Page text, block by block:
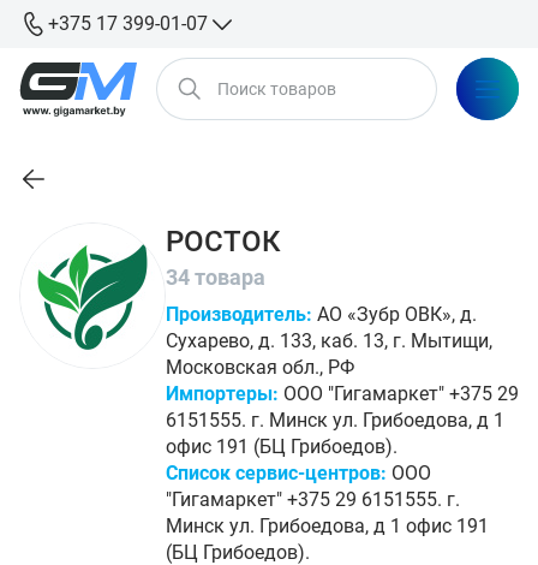
+375 17 399-01-07
РОСТОК
34 товара
Производитель: АО «Зубр ОВК», д.
Сухарево, д. 133, каб. 13, г. Мытищи,
Московская обл., РФ
Импортеры: ООО "Гигамаркет" +375 29
6151555. г. Минск ул. Грибоедова, д 1
офис 191 (БЦ Грибоедов).
Список сервис-центров: ООО
"Гигамаркет" +375 29 6151555. г.
Минск ул. Грибоедова, д 1 офис 191
(БЦ Грибоедов).